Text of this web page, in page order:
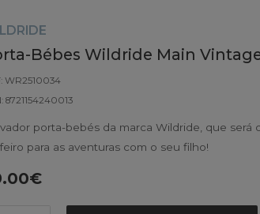
Bébes Wildride Main
WR2510034
8721154240013
porta-bebés da marca Wildride, que será
para as aventuras com o seu filho!